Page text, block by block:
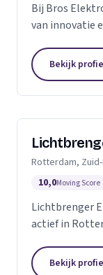
Bij Bros
van innovatie
we al meer
onze...
Bekijk
Rotterdam,
10,0Moving Score
Lichtbrenger
actief in
Bekijk